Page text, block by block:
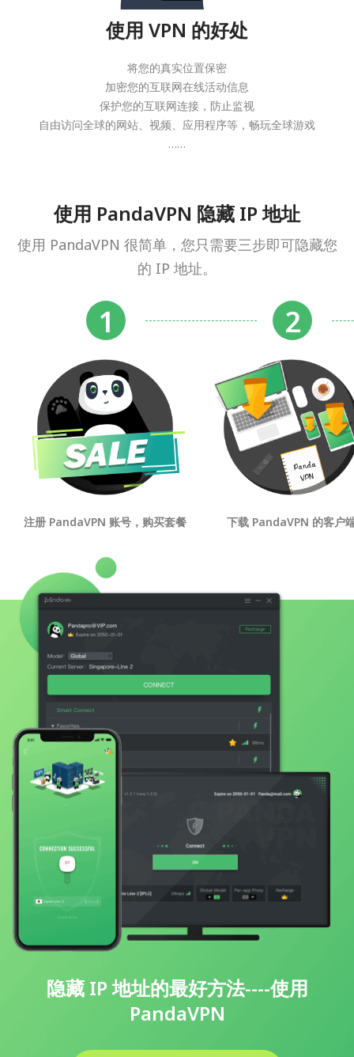
使用 VPN 的好处
将您的真实位置保密
加密您的互联网在线活动信息
保护您的互联网连接，防止监视
自由访问全球的网站、视频、应用程序等，畅玩全球游戏
……
使用 PandaVPN 隐藏 IP 地址
使用 PandaVPN 很简单，您只需要三步即可隐藏您
的 IP 地址。
注册 PandaVPN 账号，购买套餐 下载 PandaVPN 的客户
隐藏 IP 地址的最好方法----使用
PandaVPN